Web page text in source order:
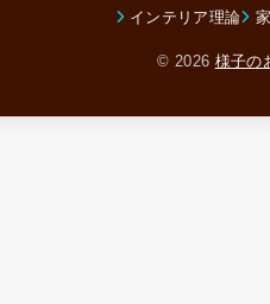
インテリア理論
© 2026 様子の